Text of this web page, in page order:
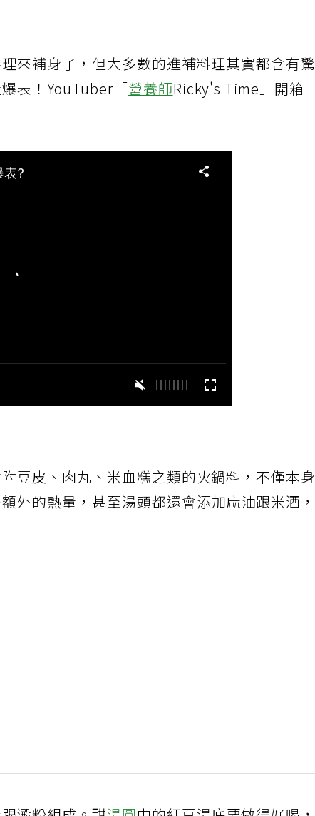
來補身子，但大多數的進補料理其實都含有驚
表！YouTuber「營養師Ricky's Time」開箱
豆皮、肉丸、米血糕之類的火鍋料，不僅本身
外的熱量，甚至湯頭都還會添加麻油跟米酒，